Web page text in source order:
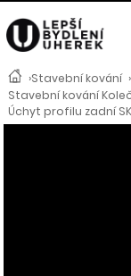
›Stavební kování ›
Stavební kování
Úchyt profilu zadní